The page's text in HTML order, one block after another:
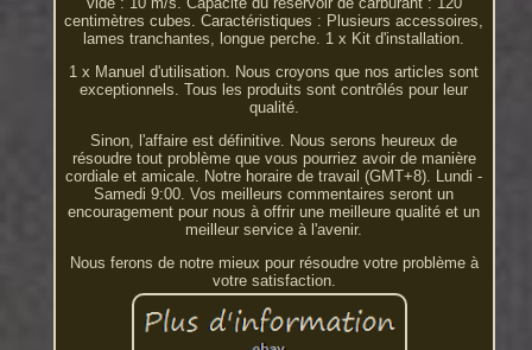
centimètres cubes. Caractéristiques : Plusieurs accessoires,
lames tranchantes, longue perche. 1 x Kit d'installation.
1 x Manuel d'utilisation. Nous croyons que nos articles sont
exceptionnels. Tous les produits sont contrôlés pour leur
qualité.
Sinon, l'affaire est définitive. Nous serons heureux de
résoudre tout problème que vous pourriez avoir de manière
cordiale et amicale. Notre horaire de travail (GMT+8). Lundi -
Samedi 9:00. Vos meilleurs commentaires seront un
encouragement pour nous à offrir une meilleure qualité et un
meilleur service à l'avenir.
Nous ferons de notre mieux pour résoudre votre problème à
votre satisfaction.